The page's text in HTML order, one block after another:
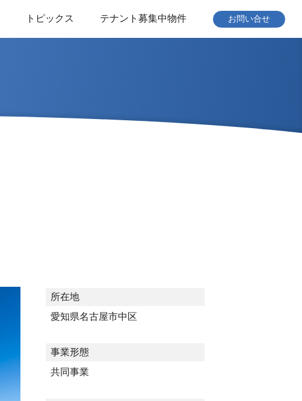
トピックス テナント募集中物件 お問い合せ
所在地
愛知県名古屋市中区
事業形態
共同事業